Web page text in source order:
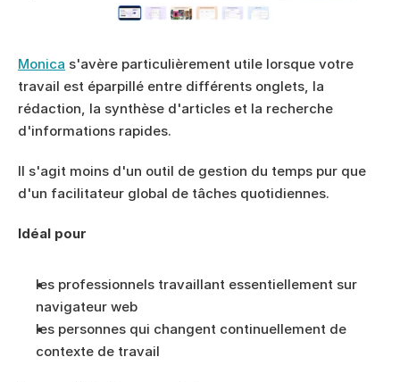
Monica s'avère particulièrement utile lorsque votre
travail est éparpillé entre différents onglets, la
rédaction, la synthèse d'articles et la recherche
d'informations rapides.
Il s'agit moins d'un outil de gestion du temps pur que
d'un facilitateur global de tâches quotidiennes.
Idéal pour
les professionnels travaillant essentiellement sur
navigateur web
les personnes qui changent continuellement de
contexte de travail